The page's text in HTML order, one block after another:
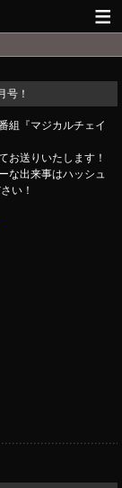
号！
組『マジカルチェイ
お送りいたします！
な出来事はハッシュ
い！